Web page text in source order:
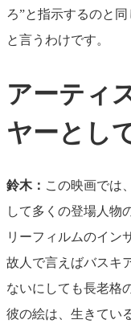
ろ”と指示するのと
と言うわけです。
アーティ
ヤーとし
鈴木： この映画では
して多くの登場人
リーフィルムのイン
故人で言えばバスキ
ないにしても長老格
彼の絵は、生きてい